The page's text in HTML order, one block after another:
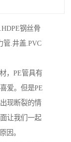
钢丝骨
管.井盖.PVC
，PE管具有
爱。但是PE
现断裂的情
让我们一起
因。